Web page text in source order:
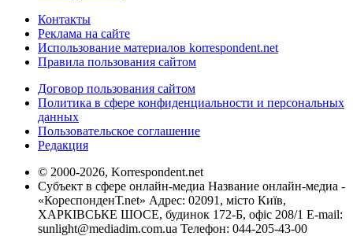
Контакты
Реклама на сайте
Использование материалов korrespondent.net
Правила пользования сайтом
Договор пользования сайтом
Политика в сфере конфиденциальности и персональных
данных
Пользовательское соглашение
Редакция
© 2000-2026, Korrespondent.net
Субъект в сфере онлайн-медиа Название онлайн-медиа -
«КореспонденТ.net» Адрес: 02091, місто Київ,
ХАРКІВСЬКЕ ШОСЕ, будинок 172-Б, офіс 208/1 E-mail:
sunlight@mediadim.com.ua Телефон: 044-205-43-00